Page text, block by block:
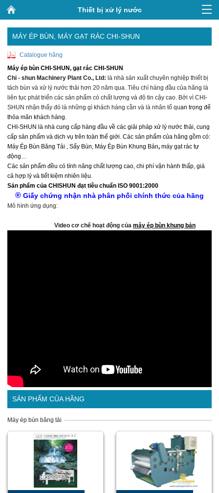
Thiết bị xử lý nước
MÁY ÉP BÙN, MÁY GẠT RÁC CHI-SHUN
Catalogue hãng
Máy ép bùn CHI-SHUN, gạt rác CHI-SHUN
Chi - shun Machinery Plant Co., Ltd: là nhà sản xuất chuyên nghiệp thiết bị
tách bùn và xử lý nước thải hơn 20 năm qua. Tiêu chí hàng đầu của hãng là
liên tục phát triển các sản phẩm có chất lượng và độ tin cậy cao. Bởi vì CHI-
SHUN nhận thấy đó là những gì khách hàng cần và là nhân tố quan trọng để
thỏa mãn khách hàng.
CHI-SHUN là nhà cung cấp hàng đầu về các giải pháp xử lý nước thải, cung
cấp sản phẩm và dịch vụ trên toàn thế giới. Các sản phẩm của hãng gồm có:
Máy Ép Bùn Băng Tải , Sấy Bùn, Máy Ép Bùn Khung Bản, máy gạt rác tự
động…
Các sản phẩm đều có tính năng chất lượng cao, chi phí vận hành thấp, giá
cả hợp lý và tiết kiệm nhiên liệu.
Sản phẩm của CHISHUN đạt tiêu chuẩn ISO 9001:2000
® Giấy chứng nhận nhà phân phối chính thức của hãng
Mô hình ứng dụng:
Video cơ chế hoạt động của máy ép bùn khung bản
SẢN PHẨM CỦA HÃNG
Máy ép bùn băng tải